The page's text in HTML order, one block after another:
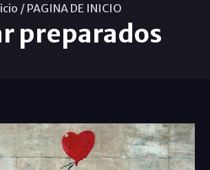
/ PAGINA DE INICIO
preparados